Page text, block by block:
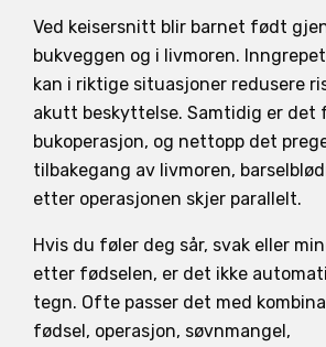
Ved keisersnitt blir barnet født
bukveggen og i livmoren.
kan i riktige situasjoner redusere
akutt beskyttelse. Samtidig er det
bukoperasjon, og nettopp det
tilbakegang av livmoren,
etter operasjonen skjer parallelt.
Hvis du føler deg sår, svak eller
etter fødselen, er det ikke
tegn. Ofte passer det med
fødsel, operasjon, søvnmangel,